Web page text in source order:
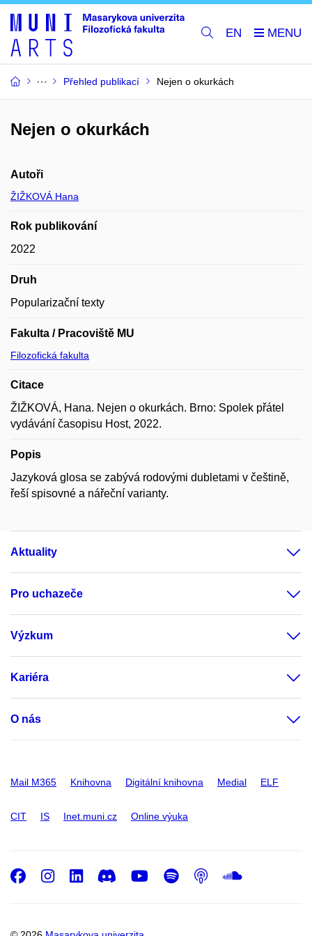
EN
Přehled publikací Nejen o okurkách
Nejen o okurkách
Autoři
ŽIŽKOVÁ Hana
Rok publikování
2022
Druh
Popularizační texty
Fakulta / Pracoviště MU
Filozofická fakulta
Citace
ŽIŽKOVÁ, Hana. Nejen o okurkách. Brno: Spolek přátel
vydávání časopisu Host, 2022.
Popis
Jazyková glosa se zabývá rodovými dubletami v češtině,
řeší spisovné a nářeční varianty.
Aktuality
Pro uchazeče
Výzkum
Kariéra
O nás
Mail M365 Knihovna Digitální knihovna Medial ELF
CIT IS Inet.muni.cz Online výuka
Facebook
Instagram
LinkedIn
DiscordYoutube
Spotify
Podcast